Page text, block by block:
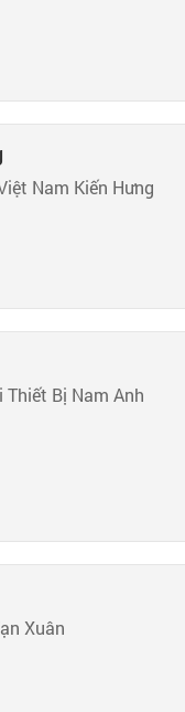
Nam Kiến Hưng
Thiết Bị Nam Anh
Xuân